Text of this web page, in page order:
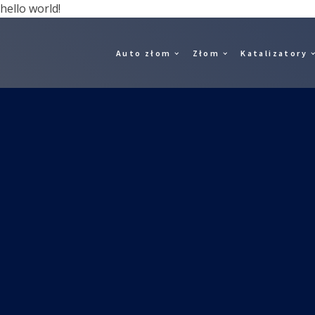
hello world!
Auto złom Złom Katalizatory